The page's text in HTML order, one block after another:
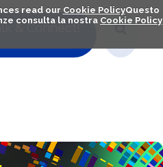
read our Cookie PolicyQuesto
consulta la nostra Cookie Policy
& Connect!